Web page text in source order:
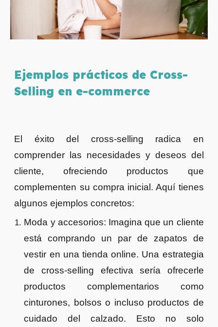
Ejemplos prácticos de Cross-
Selling en e-commerce
El éxito del cross-selling radica en
comprender las necesidades y deseos del
cliente, ofreciendo productos que
complementen su compra inicial. Aquí tienes
algunos ejemplos concretos:
Moda y accesorios: Imagina que un cliente
está comprando un par de zapatos de
vestir en una tienda online. Una estrategia
de cross-selling efectiva sería ofrecerle
productos complementarios como
cinturones, bolsos o incluso productos de
cuidado del calzado. Esto no solo